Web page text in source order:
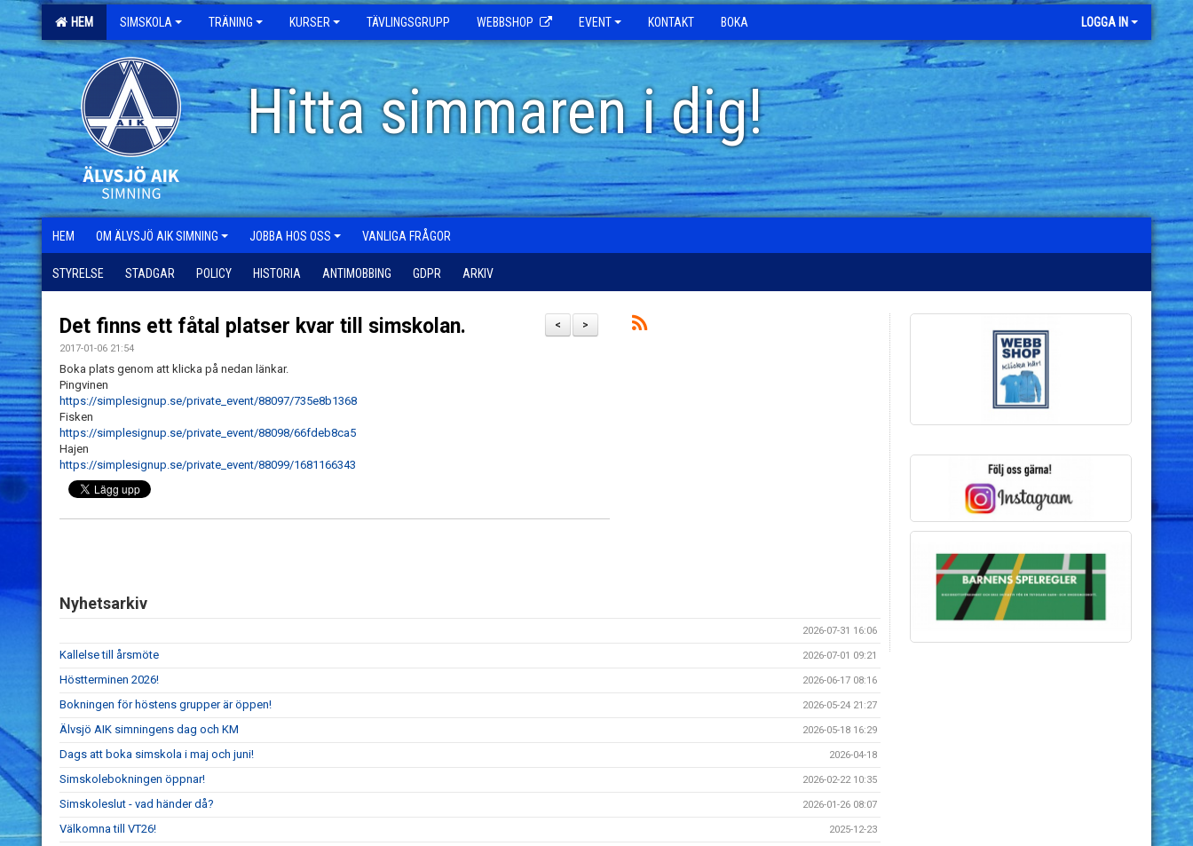
HEM SIMSKOLA TRÄNING KURSER TÄVLINGSGRUPP WEBBSHOP EVENT KONTAKT BOKA LOGGA IN
Hitta simmaren i dig!
HEM OM ÄLVSJÖ AIK SIMNING JOBBA HOS OSS VANLIGA FRÅGOR
STYRELSE STADGAR POLICY HISTORIA ANTIMOBBING GDPR ARKIV
>
<
Det finns ett fåtal platser kvar till simskolan.
2017-01-06 21:54
Boka plats genom att klicka på nedan länkar.
Pingvinen
https://simplesignup.se/private_event/88097/735e8b1368
Fisken
https://simplesignup.se/private_event/88098/66fdeb8ca5
Hajen
https://simplesignup.se/private_event/88099/1681166343
Nyhetsarkiv
2026-07-31 16:06
Kallelse till årsmöte 2026-07-01 09:21
Höstterminen 2026! 2026-06-17 08:16
Bokningen för höstens grupper är öppen! 2026-05-24 21:27
Älvsjö AIK simningens dag och KM 2026-05-18 16:29
Dags att boka simskola i maj och juni! 2026-04-18
Simskolebokningen öppnar! 2026-02-22 10:35
Simskoleslut - vad händer då? 2026-01-26 08:07
Välkomna till VT26! 2025-12-23